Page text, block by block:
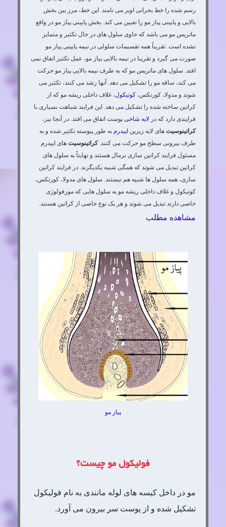
رسم شده را خط بحرانی اوبر می نامند. این خط، مرز بین بخش
بالایی و پایینی پیاز مو را تعیین می کند. بخش پایینی پیاز مو در واقع
ماتریس مو می باشد که حاوی سلول های در حال تکثیر و متمایز
نشده است. تقریباً همه تقسیمات سلولی در نیمه پایینی پیاز مو
صورت می گیرد و تقریبا در نیمه بالایی پیاز مو، عمل تکثیر اتفاق نمی
افتد. سلول های ماتریس مو که به طرف نیمه بالایی پیاز مو حرکت
می کند، ساقه مو را تشکیل می دهد. آنها رشد می کنند، تکثیر می
شوند و مدولا، کورتکس، کوتیکول، غلاف داخلی ریشه مو که از
کراتین ساخته شده را تشکیل می دهد. این فرایند شباهت بسیاری با
فرایندی دارد که در لایه شاخی پوست اتفاق می افتد. در آنجا نیز،
کراتینوسیت های لایه زیرین اپیدرم به طور پیوسته تکثیر شده و به
طرف بیرونی سطح مو حرکت می کنند.کراتینوسیت های اپیدرم
مسئول فرایند کراتین سازی نرمال هستند و نهایتاً به سلول های
کراتین تبدیل می شوند که همگی شبیه یکدیگرند. در فرایند کراتین
سازی، همه سلول ها شبیه هم نیستند. سلول های مدولا، کورتکس،
کوتیکول و غلاف داخلی ریشه مو به سلول هایی که مورفولوژی
خاصی دارند تبدیل می شوند و هر یک نوع خاصی از کراتین هستند.
مشاهده مطلب
پیاز مو
فولیکول مو چیست؟
مو در داخل کیسه های لوله مانندی به نام فولیکول
تشکیل شده و از پوست سر بیرون می آورد.